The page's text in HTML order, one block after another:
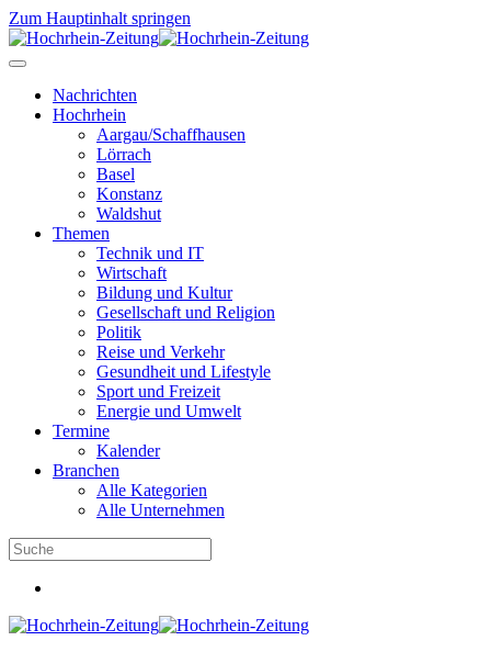
Zum Hauptinhalt springen
Nachrichten
Hochrhein
Aargau/Schaffhausen
Lörrach
Basel
Konstanz
Waldshut
Themen
Technik und IT
Wirtschaft
Bildung und Kultur
Gesellschaft und Religion
Politik
Reise und Verkehr
Gesundheit und Lifestyle
Sport und Freizeit
Energie und Umwelt
Termine
Kalender
Branchen
Alle Kategorien
Alle Unternehmen